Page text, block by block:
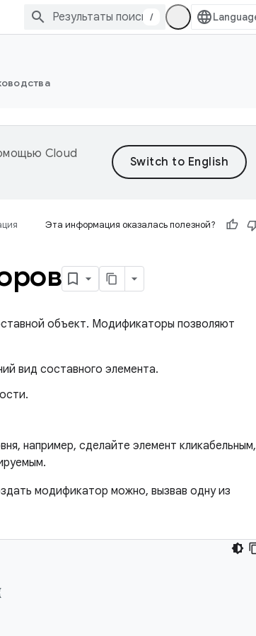
/
Cloud
Эта информация оказалась полезной?
объект. Модификаторы позволяют
вид составного элемента.
например, сделайте элемент кликабельным,
модификатор можно, вызвав одну из